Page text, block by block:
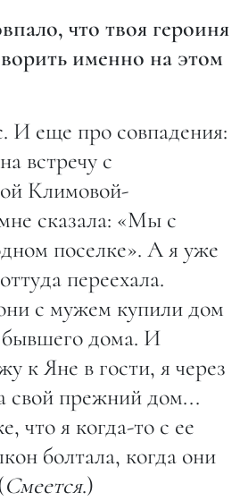
что твоя героиня
именно на этом
И еще про совпадения:
встречу с
Климовой-
сказала: «Мы с
поселке». А я уже
переехала.
с мужем купили дом
бывшего дома. И
к Яне в гости, я через
свой прежний дом...
что я когда-то с ее
болтала, когда они
Смеется.)